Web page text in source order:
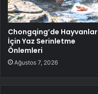
Chongqing’de Hayvanlar
İçin Yaz Serinletme
Önlemleri
Ağustos 7, 2026